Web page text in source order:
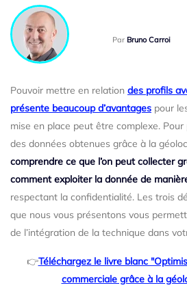
Par Bruno Carroi
Pouvoir mettre en relation des profils
présente beaucoup d’avantages pour
mise en place peut être complexe.
des données obtenues grâce à la
comprendre ce que l’on peut collecter
comment exploiter la donnée de
respectant la confidentialité. Les trois
que nous vous présentons vous
de l’intégration de la technique dans
👉Téléchargez le livre blanc
commerciale grâce à la